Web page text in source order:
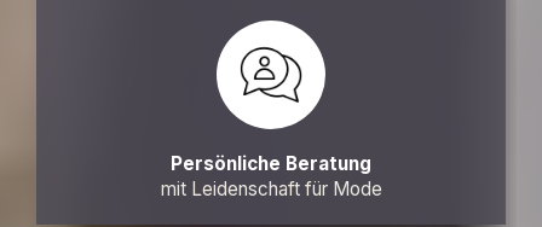
Persönliche Beratung
mit Leidenschaft für Mode